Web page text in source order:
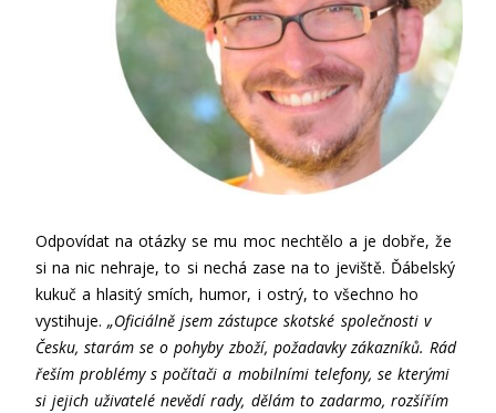
Odpovídat na otázky se mu moc nechtělo a je dobře, že
si na nic nehraje, to si nechá zase na to jeviště. Ďábelský
kukuč a hlasitý smích, humor, i ostrý, to všechno ho
vystihuje.„Oficiálně jsem zástupce skotské společnosti v
Česku, starám se o pohyby zboží, požadavky zákazníků. Rád
řeším problémy s počítači a mobilními telefony, se kterými
si jejich uživatelé nevědí rady, dělám to zadarmo, rozšířím